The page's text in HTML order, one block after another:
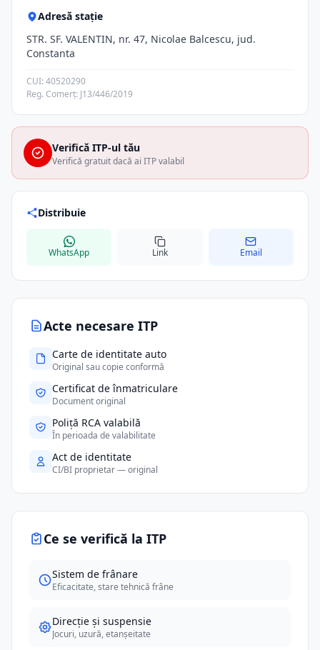
Acte necesare ITP
Carte de identitate auto
Original sau copie conformă
Certificat de înmatriculare
Document original
Poliță RCA valabilă
În perioada de valabilitate
Act de identitate
CI/BI proprietar — original
Ce se verifică la ITP
Sistem de frânare
Eficacitate, stare tehnică frâne
Direcție și suspensie
Jocuri, uzură, etanșeitate
Adresă stație
STR. SF. VALENTIN, nr. 47, Nicolae Balcescu, jud.
Constanta
CUI: 40520290
Reg. Comerț: J13/446/2019
Verifică ITP-ul tău
Verifică gratuit dacă ai ITP valabil
Distribuie
WhatsApp Link Email